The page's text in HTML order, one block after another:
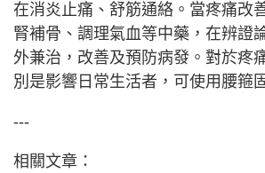
在消炎止痛、舒筋通絡。當疼痛改
腎補骨、調理氣血等中藥，在辨證
外兼治，改善及預防病發。對於疼
別是影響日常生活者，可使用腰箍
---
相關文章：